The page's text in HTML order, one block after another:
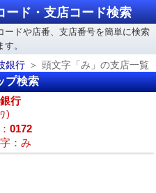
ード・支店コード検索
ドや店番、支店番号を簡単に検索
。
銀行 頭文字「み」の支店一覧
プ検索
行
）
0172
：み